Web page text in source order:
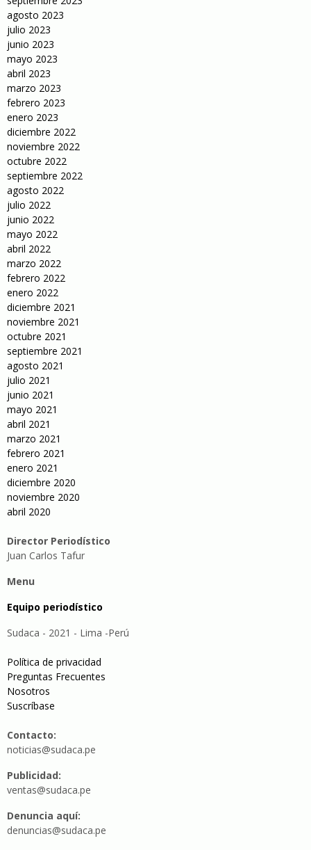
agosto 2023
julio 2023
junio 2023
mayo 2023
abril 2023
marzo 2023
febrero 2023
enero 2023
diciembre 2022
noviembre 2022
octubre 2022
septiembre 2022
agosto 2022
julio 2022
junio 2022
mayo 2022
abril 2022
marzo 2022
febrero 2022
enero 2022
diciembre 2021
noviembre 2021
octubre 2021
septiembre 2021
agosto 2021
julio 2021
junio 2021
mayo 2021
abril 2021
marzo 2021
febrero 2021
enero 2021
diciembre 2020
noviembre 2020
abril 2020
Director Periodístico
Juan Carlos Tafur
Menu
Equipo periodístico
Sudaca - 2021 - Lima -Perú
Política de privacidad
Preguntas Frecuentes
Nosotros
Suscríbase
Contacto:
noticias@sudaca.pe
Publicidad:
ventas@sudaca.pe
Denuncia aquí:
denuncias@sudaca.pe